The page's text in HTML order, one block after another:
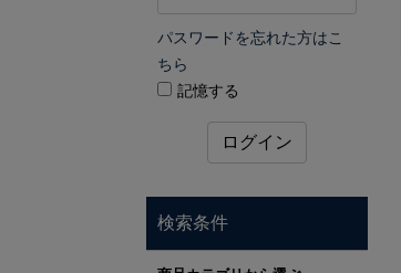
パスワードを忘れた方はこ
ちら
記憶する
ログイン
検索条件